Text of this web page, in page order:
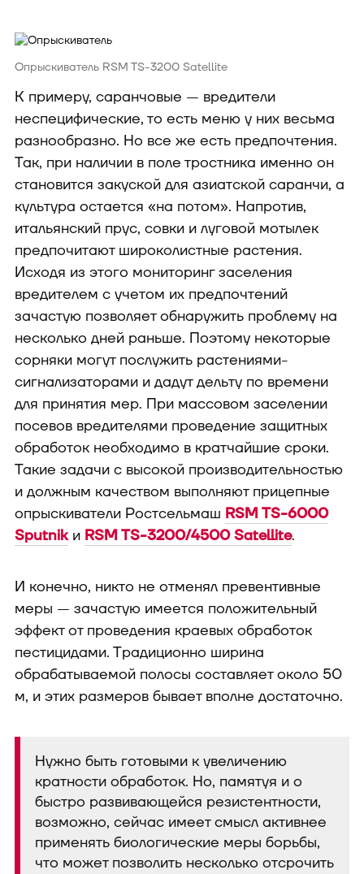
Опрыскиватель RSM TS-3200 Satellite
К примеру, саранчовые — вредители
неспецифические, то есть меню у них весьма
разнообразно. Но все же есть предпочтения.
Так, при наличии в поле тростника именно он
становится закуской для азиатской саранчи, а
культура остается «на потом». Напротив,
итальянский прус, совки и луговой мотылек
предпочитают широколистные растения.
Исходя из этого мониторинг заселения
вредителем с учетом их предпочтений
зачастую позволяет обнаружить проблему на
несколько дней раньше. Поэтому некоторые
сорняки могут послужить растениями-
сигнализаторами и дадут дельту по времени
для принятия мер. При массовом заселении
посевов вредителями проведение защитных
обработок необходимо в кратчайшие сроки.
Такие задачи с высокой производительностью
и должным качеством выполняют прицепные
опрыскиватели Ростсельмаш RSM TS-6000
Sputnikи RSM TS-3200/4500 Satellite.
И конечно, никто не отменял превентивные
меры — зачастую имеется положительный
эффект от проведения краевых обработок
пестицидами. Традиционно ширина
обрабатываемой полосы составляет около 50
м, и этих размеров бывает вполне достаточно.
Нужно быть готовыми к увеличению
кратности обработок. Но, памятуя и о
быстро развивающейся резистентности,
возможно, сейчас имеет смысл активнее
применять биологические меры борьбы,
что может позволить несколько отсрочить